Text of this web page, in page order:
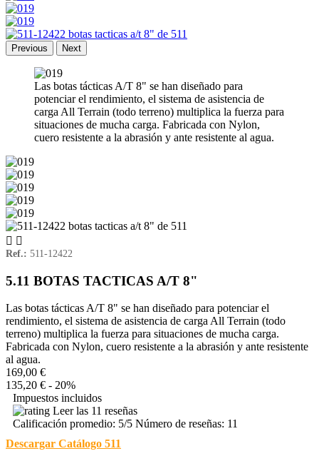
Previous Next
Las botas tácticas A/T 8" se han diseñado para
potenciar el rendimiento, el sistema de asistencia de
carga All Terrain (todo terreno) multiplica la fuerza para
situaciones de mucha carga. Fabricada con Nylon,
cuero resistente a la abrasión y ante resistente al agua.
 
Ref.: 511-12422
5.11 BOTAS TACTICAS A/T 8"
Las botas tácticas A/T 8" se han diseñado para potenciar el
rendimiento, el sistema de asistencia de carga All Terrain (todo
terreno) multiplica la fuerza para situaciones de mucha carga.
Fabricada con Nylon, cuero resistente a la abrasión y ante resistente
al agua.
169,00 €
135,20 € - 20%
Impuestos incluidos
Leer las 11 reseñas
Calificación promedio: 5/5 Número de reseñas: 11
Descargar Catálogo 511